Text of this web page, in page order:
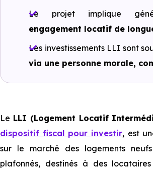
Le projet implique
engagement locatif de
Les investissements LLI sont
via une personne morale,
Le LLI (Logement Locatif
dispositif fiscal pour investir, est
sur le marché des logements
plafonnés, destinés à des